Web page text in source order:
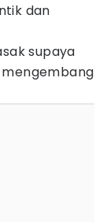
dan
supaya